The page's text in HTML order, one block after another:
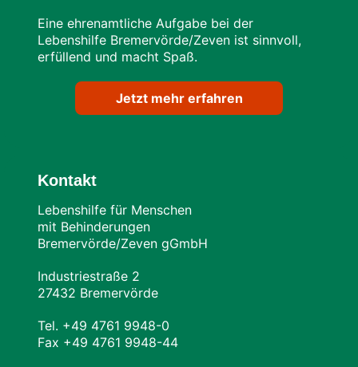
Eine ehrenamtliche Aufgabe bei der
Lebenshilfe Bremervörde/Zeven ist sinnvoll,
erfüllend und macht Spaß.
Jetzt mehr erfahren
Kontakt
Lebenshilfe für Menschen
mit Behinderungen
Bremervörde/Zeven gGmbH
Industriestraße 2
27432 Bremervörde
Tel. +49 4761 9948-0
Fax +49 4761 9948-44